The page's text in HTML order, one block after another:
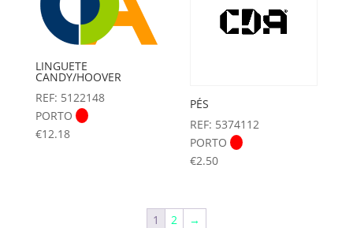
LINGUETE
CANDY/HOOVER
REF: 5122148
PORTO
€12.18
PÉS
REF: 5374112
PORTO
€2.50
1 2 →